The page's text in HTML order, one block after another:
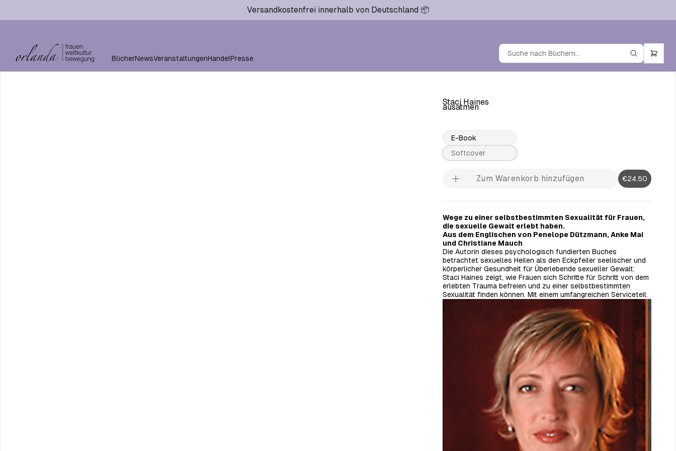
Versandkostenfrei innerhalb von Deutschland 📦
BücherNewsVeranstaltungenHandelPresse
Staci Haines
ausatmen
E-Book
Softcover
Zum Warenkorb hinzufügen €24.50
Wege zu einer selbstbestimmten Sexualität für Frauen,
die sexuelle Gewalt erlebt haben.
Aus dem Englischen von Penelope Dützmann, Anke Mai
und Christiane Mauch
Die Autorin dieses psychologisch fundierten Buches
betrachtet sexuelles Heilen als den Eckpfeiler seelischer und
körperlicher Gesundheit für Überlebende sexueller Gewalt.
Staci Haines zeigt, wie Frauen sich Schritte für Schritt von dem
erlebten Trauma befreien und zu einer selbstbestimmten
Sexualität finden können. Mit einem umfangreichen Serviceteil.